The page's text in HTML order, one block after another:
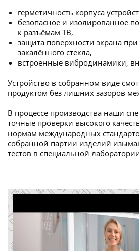
герметичность корпуса
безопасное и изолированное
к разъёмам ТВ,
защита поверхности экрана
закалённого стекла,
встроенные вибродинамики,
Устройство в собранном виде
продуктом без лишних зазоров
В процессе производства наши
точные проверки высокого
нормам международных
собранной партии изделий
тестов в специальной